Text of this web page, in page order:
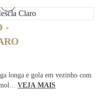
-
longa e gola em vezinho com
VEJA MAIS